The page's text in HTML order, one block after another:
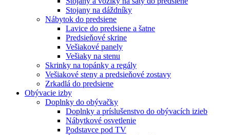
Stojany na dáždníky
Nábytok do predsiene
Lavice do predsiene a šatne
Predsieňové skrine
Vešiakové panely
Vešiaky na stenu
Skrinky na topánky a regály
Vešiakové steny a predsieňové zostavy
Zrkadlá do predsiene
Obývacie izby
Doplnky do obývačky
Doplnky a príslušenstvo do obývacích izieb
Nábytkové osvetlenie
Podstavce pod TV